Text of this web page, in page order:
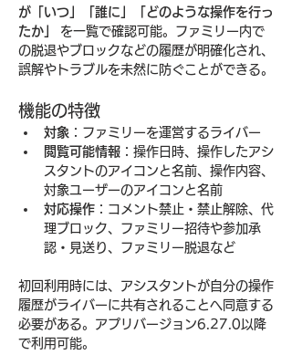
が「いつ」「誰に」「どのような操作を行っ
たか」
を一覧で確認可能。ファミリー内で
の脱退やブロックなどの履歴が明確化され、
誤解やトラブルを未然に防ぐことができる。
機能の特徴
対象 ：ファミリーを運営するライバー
閲覧可能情報 ：操作日時、操作したアシ
スタントのアイコンと名前、操作内容、
対象ユーザーのアイコンと名前
対応操作 ：コメント禁止・禁止解除、代
理ブロック、ファミリー招待や参加承
認・見送り、ファミリー脱退など
初回利用時には、アシスタントが自分の操作
履歴がライバーに共有されることへ同意する
必要がある。アプリバージョン6.27.0以降
で利用可能。